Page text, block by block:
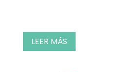
LEER MÁS